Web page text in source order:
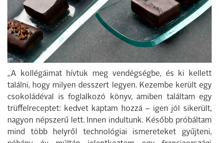
„A kollégáimat hívtuk meg vendégségbe, és ki kellett
találni, hogy milyen desszert legyen. Kezembe került egy
csokoládéval is foglalkozó könyv, amiben találtam egy
trüffelreceptet: kedvet kaptam hozzá – igen jól sikerült,
nagyon népszerű lett. Innen indultunk. Később próbáltam
mind több helyről technológiai ismereteket gyűjteni,